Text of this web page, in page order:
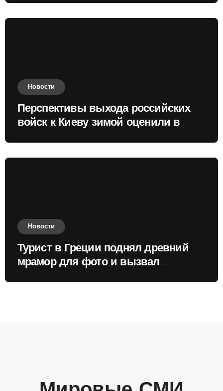
Новости
Перспективы выхода российских
войск к Киеву зимой оценили в
Новости
Турист в Греции поднял древний
мрамор для фото и вызвал